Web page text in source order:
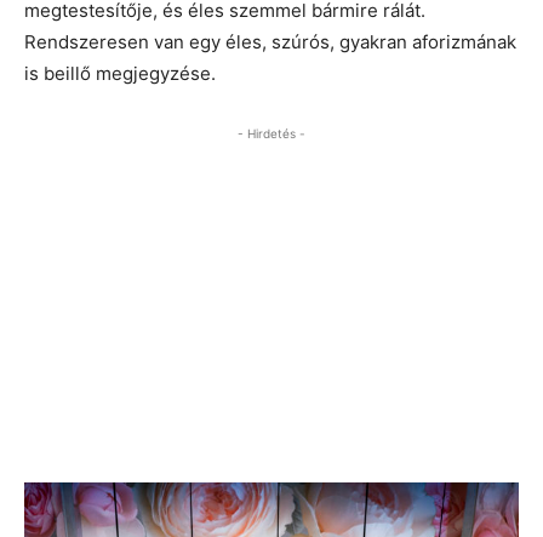
megtestesítője, és éles szemmel bármire rálát.
Rendszeresen van egy éles, szúrós, gyakran aforizmának
is beillő megjegyzése.
- Hirdetés -